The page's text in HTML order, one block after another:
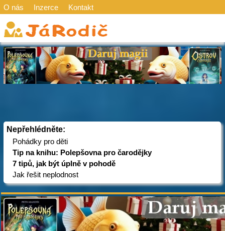
O nás Inzerce Kontakt
Nepřehlédněte:
Pohádky pro děti
Tip na knihu: Polepšovna pro čarodějky
7 tipů, jak být úplně v pohodě
Jak řešit neplodnost